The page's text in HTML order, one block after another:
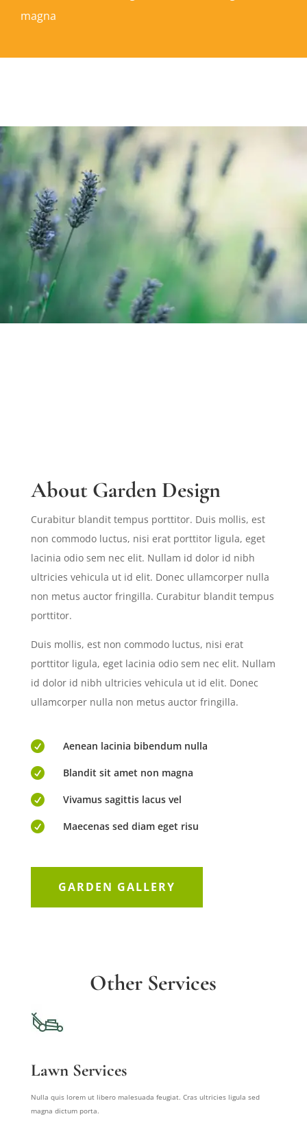
magna
About Garden Design
Curabitur blandit tempus porttitor. Duis mollis, est
non commodo luctus, nisi erat porttitor ligula, eget
lacinia odio sem nec elit. Nullam id dolor id nibh
ultricies vehicula ut id elit. Donec ullamcorper nulla
non metus auctor fringilla. Curabitur blandit tempus
porttitor.
Duis mollis, est non commodo luctus, nisi erat
porttitor ligula, eget lacinia odio sem nec elit. Nullam
id dolor id nibh ultricies vehicula ut id elit. Donec
ullamcorper nulla non metus auctor fringilla.
 Aenean lacinia bibendum nulla
 Blandit sit amet non magna
 Vivamus sagittis lacus vel
 Maecenas sed diam eget risu
GARDEN GALLERY
Other Services
Lawn Services
Nulla quis lorem ut libero malesuada feugiat. Cras ultricies ligula sed
magna dictum porta.